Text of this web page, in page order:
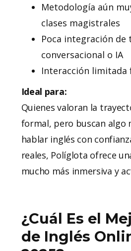
Metodología aún
clases magistrales
Poca integración de
conversacional o IA
Interacción limitada
Ideal para:
Quienes valoran la
formal, pero buscan algo
hablar inglés con
reales, Políglota ofrece
mucho más inmersiva y
¿Cuál Es el
de Inglés